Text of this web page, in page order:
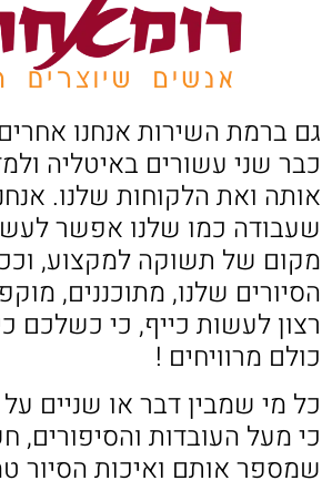
גם ברמת השירות אנחנו
כבר שני עשורים באיטליה
אותה ואת הלקוחות שלנו.
שעבודה כמו שלנו אפשר
מקום של תשוקה למקצוע,
הסיורים שלנו, מתוכננים,
רצון לעשות כייף, כי כשלכם
כולם מרוויחים !
כל מי שמבין דבר או שניים על
כי מעל העובדות והסיפורים,
שמספר אותם ואיכות הסיור